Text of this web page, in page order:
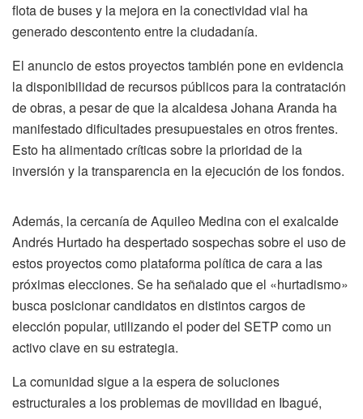
flota de buses y la mejora en la conectividad vial ha
generado descontento entre la ciudadanía.
El anuncio de estos proyectos también pone en evidencia
la disponibilidad de recursos públicos para la contratación
de obras, a pesar de que la alcaldesa Johana Aranda ha
manifestado dificultades presupuestales en otros frentes.
Esto ha alimentado críticas sobre la prioridad de la
inversión y la transparencia en la ejecución de los fondos.
Además, la cercanía de Aquileo Medina con el exalcalde
Andrés Hurtado ha despertado sospechas sobre el uso de
estos proyectos como plataforma política de cara a las
próximas elecciones. Se ha señalado que el «hurtadismo»
busca posicionar candidatos en distintos cargos de
elección popular, utilizando el poder del SETP como un
activo clave en su estrategia.
La comunidad sigue a la espera de soluciones
estructurales a los problemas de movilidad en Ibagué,